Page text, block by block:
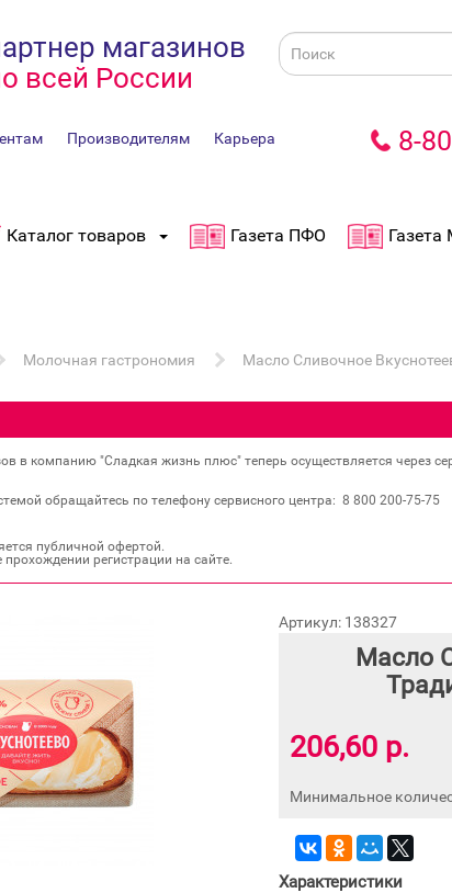
магазинов
всей России
Производителям Карьера 8-
Каталог товаров Газета ПФО
Молочная гастрономия Масло Сливочное
в компанию "Сладкая жизнь плюс" теперь осуществляется через
обращайтесь по телефону сервисного центра: 8 800 200‐75‐75
публичной офертой.
регистрации на сайте.
Артикул: 138327
Масло
206,60 р.
Минимальное
Характеристики